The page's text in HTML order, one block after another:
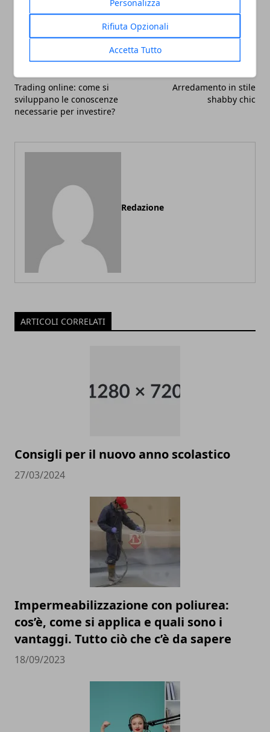
Rifiuta Opzionali
Accetta Tutto
Whatsapp
Trading online: come si
sviluppano le conoscenze
necessarie per investire?
Arredamento in stile
shabby chic
Redazione
ARTICOLI CORRELATI
Consigli per il nuovo anno scolastico
27/03/2024
Impermeabilizzazione con poliurea:
cos’è, come si applica e quali sono i
vantaggi. Tutto ciò che c’è da sapere
18/09/2023